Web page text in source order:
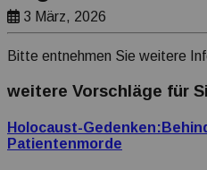
Transparenz Erklärung
3 März, 2026
Bitte entnehmen Sie weitere
weitere Vorschläge für
Holocaust-
Patientenmorde